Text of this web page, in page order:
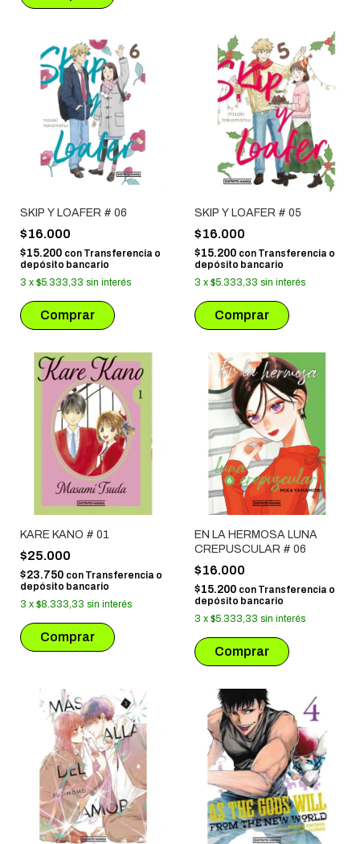
SKIP Y LOAFER # 06
$16.000
$15.200 con Transferencia o
depósito bancario
3 x $5.333,33 sin interés
SKIP Y LOAFER # 05
$16.000
$15.200 con Transferencia o
depósito bancario
3 x $5.333,33 sin interés
KARE KANO # 01
$25.000
$23.750 con Transferencia o
depósito bancario
3 x $8.333,33 sin interés
EN LA HERMOSA LUNA
CREPUSCULAR # 06
$16.000
$15.200 con Transferencia o
depósito bancario
3 x $5.333,33 sin interés